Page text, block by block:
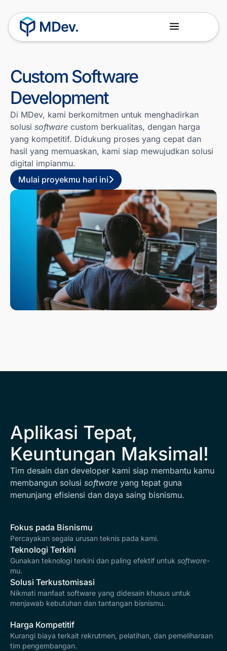
Custom Software
Development
Di MDev, kami berkomitmen untuk menghadirkan
solusi software custom berkualitas, dengan harga
yang kompetitif. Didukung proses yang cepat dan
hasil yang memuaskan, kami siap mewujudkan solusi
digital impianmu.
Mulai proyekmu hari ini
Aplikasi Tepat,
Keuntungan Maksimal!
Tim desain dan developer kami siap membantu kamu
membangun solusi software yang tepat guna
menunjang efisiensi dan daya saing bisnismu.
Fokus pada Bisnismu
Percayakan segala urusan teknis pada kami.
Teknologi Terkini
Gunakan teknologi terkini dan paling efektif untuk software-
mu.
Solusi Terkustomisasi
Nikmati manfaat software yang didesain khusus untuk
menjawab kebutuhan dan tantangan bisnismu.
Harga Kompetitif
Kurangi biaya terkait rekrutmen, pelatihan, dan pemeliharaan
tim pengembangan.